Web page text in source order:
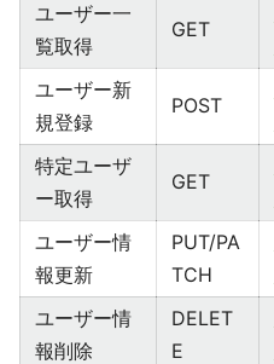
ユーザー一
覧取得
GET
ユーザー新
規登録
POST
特定ユーザ
ー取得
GET
ユーザー情
報更新
PUT/PA
TCH
ユーザー情
報削除
DELET
E